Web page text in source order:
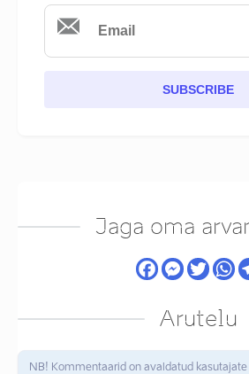
SUBSCRIBE
Jaga oma
Arutelu
NB! Kommentaarid on avaldatud